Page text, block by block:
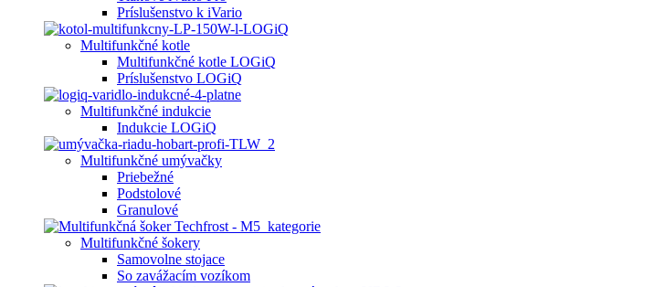
Príslušenstvo k iVario
Multifunkčné kotle
Multifunkčné kotle LOGiQ
Príslušenstvo LOGiQ
Multifunkčné indukcie
Indukcie LOGiQ
Multifunkčné umývačky
Priebežné
Podstolové
Granulové
Multifunkčné šokery
Samovolne stojace
So zavážacím vozíkom